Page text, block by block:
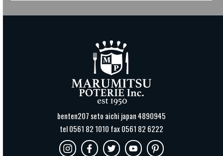
benten207 seto aichi japan 4890945
tel 0561 82 1010 fax 0561 82 6222